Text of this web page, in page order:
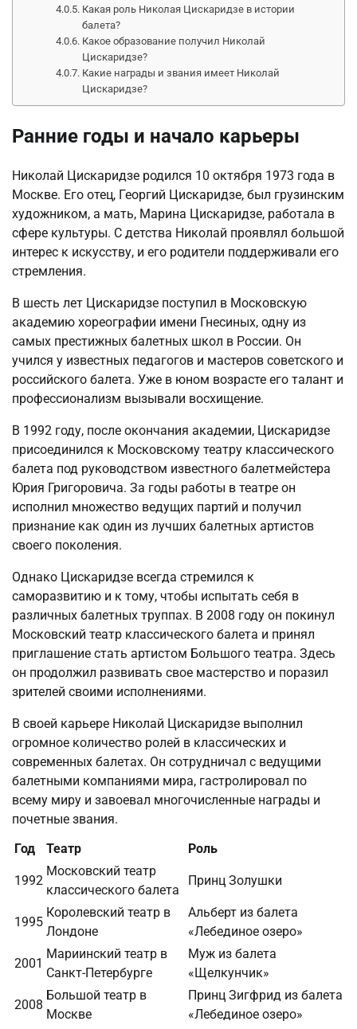
Какая роль Николая Цискаридзе в истории
балета?
Какое образование получил Николай
Цискаридзе?
Какие награды и звания имеет Николай
Цискаридзе?
Ранние годы и начало карьеры
Николай Цискаридзе родился 10 октября 1973 года в
Москве. Его отец, Георгий Цискаридзе, был грузинским
художником, а мать, Марина Цискаридзе, работала в
сфере культуры. С детства Николай проявлял большой
интерес к искусству, и его родители поддерживали его
стремления.
В шесть лет Цискаридзе поступил в Московскую
академию хореографии имени Гнесиных, одну из
самых престижных балетных школ в России. Он
учился у известных педагогов и мастеров советского и
российского балета. Уже в юном возрасте его талант и
профессионализм вызывали восхищение.
В 1992 году, после окончания академии, Цискаридзе
присоединился к Московскому театру классического
балета под руководством известного балетмейстера
Юрия Григоровича. За годы работы в театре он
исполнил множество ведущих партий и получил
признание как один из лучших балетных артистов
своего поколения.
Однако Цискаридзе всегда стремился к
саморазвитию и к тому, чтобы испытать себя в
различных балетных труппах. В 2008 году он покинул
Московский театр классического балета и принял
приглашение стать артистом Большого театра. Здесь
он продолжил развивать свое мастерство и поразил
зрителей своими исполнениями.
В своей карьере Николай Цискаридзе выполнил
огромное количество ролей в классических и
современных балетах. Он сотрудничал с ведущими
балетными компаниями мира, гастролировал по
всему миру и завоевал многочисленные награды и
почетные звания.
Год
Театр Роль
1992
Московский театр
классического балета
Принц Золушки
1995
Королевский театр в
Лондоне
Альберт из балета
«Лебединое озеро»
2001
Мариинский театр в
Санкт-Петербурге
Муж из балета
«Щелкунчик»
2008
Большой театр в
Москве
Принц Зигфрид из балета
«Лебединое озеро»